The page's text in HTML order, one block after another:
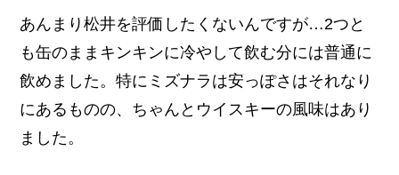
あんまり松井を評価したくないんですが…2つと
も缶のままキンキンに冷やして飲む分には普通に
飲めました。特にミズナラは安っぽさはそれなり
にあるものの、ちゃんとウイスキーの風味はあり
ました。